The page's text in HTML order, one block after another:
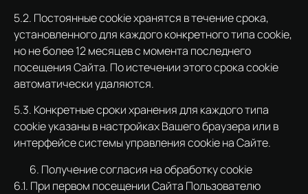
5.2. Постоянные cookie хранятся в течение срока,
установленного для каждого конкретного типа cookie,
но не более 12 месяцев с момента последнего
посещения Сайта. По истечении этого срока cookie
автоматически удаляются.
5.3. Конкретные сроки хранения для каждого типа
cookie указаны в настройках Вашего браузера или в
интерфейсе системы управления cookie на Сайте.
Получение согласия на обработку cookie
6.1. При первом посещении Сайта Пользователю